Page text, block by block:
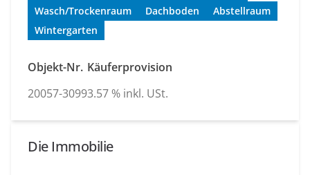
Wasch/Trockenraum
Dachboden
Abstellraum
Wintergarten
Objekt-Nr.
20057-3099
Käuferprovision
3.57 % inkl. USt.
Die Immobilie